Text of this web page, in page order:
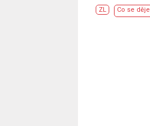
ZL Co se děje